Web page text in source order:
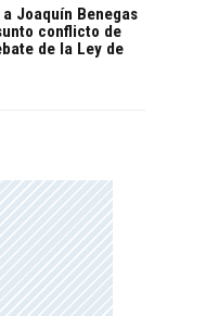
Joaquín Benegas
conflicto de
de la Ley de